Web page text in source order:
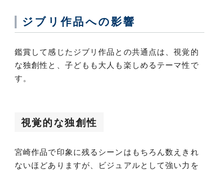
ジブリ作品への影響
鑑賞して感じたジブリ作品との共通点は、視覚的
な独創性と、子どもも大人も楽しめるテーマ性で
す。
視覚的な独創性
宮崎作品で印象に残るシーンはもちろん数えきれ
ないほどありますが、ビジュアルとして強い力を